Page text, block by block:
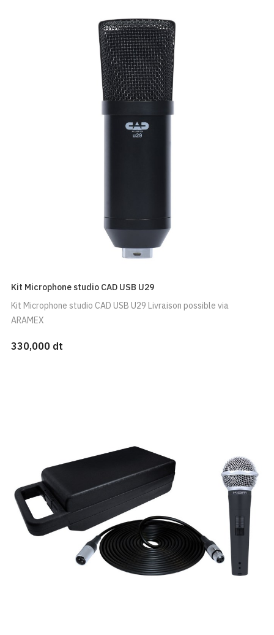
Kit Microphone studio CAD USB U29
Kit Microphone studio CAD USB U29 Livraison possible via
ARAMEX
330,000 dt